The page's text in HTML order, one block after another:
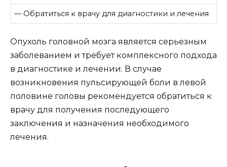
— Обратиться к врачу для диагностики и лечения
Опухоль головной мозга является серьезным
заболеванием и требует комплексного подхода
в диагностике и лечении. В случае
возникновения пульсирующей боли в левой
половине головы рекомендуется обратиться к
врачу для получения последующего
заключения и назначения необходимого
лечения.